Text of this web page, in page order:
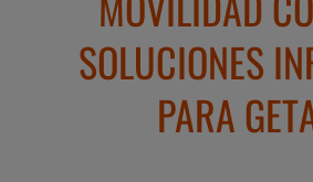
SOLUCIONES
PARA